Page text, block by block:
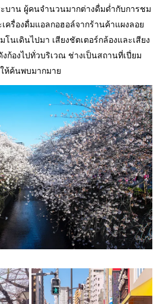
บาน ผู้คนจำนวนมากต่างดื่มด่ำกับการชม
ครื่องดื่มแอลกอฮอล์จากร้านค้าแผงลอย
นเดินไปมา เสียงชัตเตอร์กล้องและเสียง
งก้องไปทั่วบริเวณ ช่างเป็นสถานที่เปี่ยม
ห้ค้นพบมากมาย